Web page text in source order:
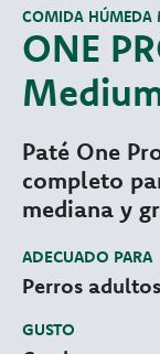
ONE
COMIDA HÚMEDA
Paté One
completo
mediana y
ADECUADO PARA
Perros
GUSTO